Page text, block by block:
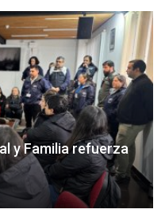
y Familia refuerza